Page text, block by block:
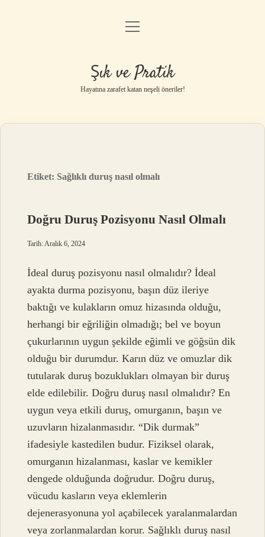
Anasayfa
Yasal Uyarı
menüyü
Şık ve Pratik
Hayatına zarafet katan neşeli öneriler!
Etiket: Sağlıklı duruş nasıl olmalı
Doğru Duruş Pozisyonu Nasıl Olmalı
Tarih: Aralık 6, 2024
İdeal duruş pozisyonu nasıl olmalıdır? İdeal
ayakta durma pozisyonu, başın düz ileriye
baktığı ve kulakların omuz hizasında olduğu,
herhangi bir eğriliğin olmadığı; bel ve boyun
çukurlarının uygun şekilde eğimli ve göğsün dik
olduğu bir durumdur. Karın düz ve omuzlar dik
tutularak duruş bozuklukları olmayan bir duruş
elde edilebilir. Doğru duruş nasıl olmalıdır? En
uygun veya etkili duruş, omurganın, başın ve
uzuvların hizalanmasıdır. “Dik durmak”
ifadesiyle kastedilen budur. Fiziksel olarak,
omurganın hizalanması, kaslar ve kemikler
dengede olduğunda doğrudur. Doğru duruş,
vücudu kasların veya eklemlerin
dejenerasyonuna yol açabilecek yaralanmalardan
veya zorlanmalardan korur. Sağlıklı duruş nasıl